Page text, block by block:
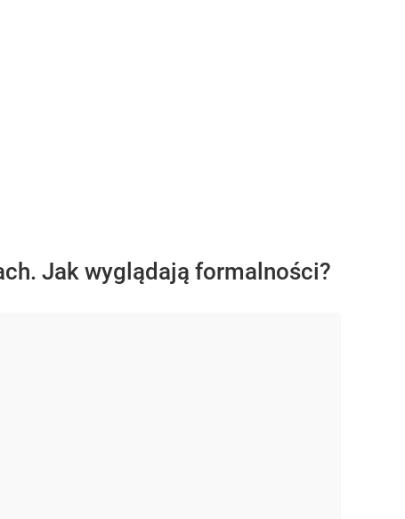
Jak wyglądają formalności?